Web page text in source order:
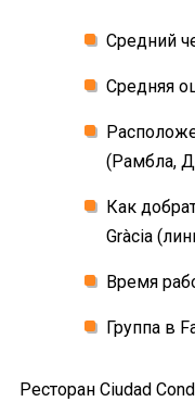
Средний
Средняя
(Рамбла,
Как
Gràcia
Время
Группа в
Ресторан Ciudad